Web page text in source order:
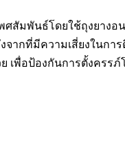
สัมพันธ์โดยใช้ถุงยาง
ากที่มีความเสี่ยงในก
เพื่อป้องกันการตั้งครรภ์